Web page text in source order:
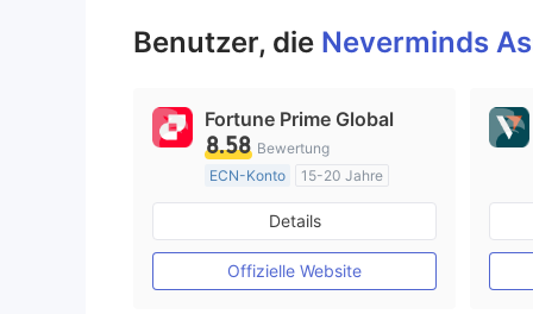
Benutzer, die Neverminds
Fortune Prime Global
8.58 Bewertung
ECN-Konto
15-20 Jahre
AustralienRegulierung
Market Making (MM)
MT4-Volllizenz
Details
Offizielle Website